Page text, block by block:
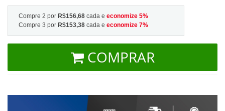
Compre 2 por R$156,68 cada e economize 5%
Compre 3 por R$153,38 cada e economize 7%
COMPRAR